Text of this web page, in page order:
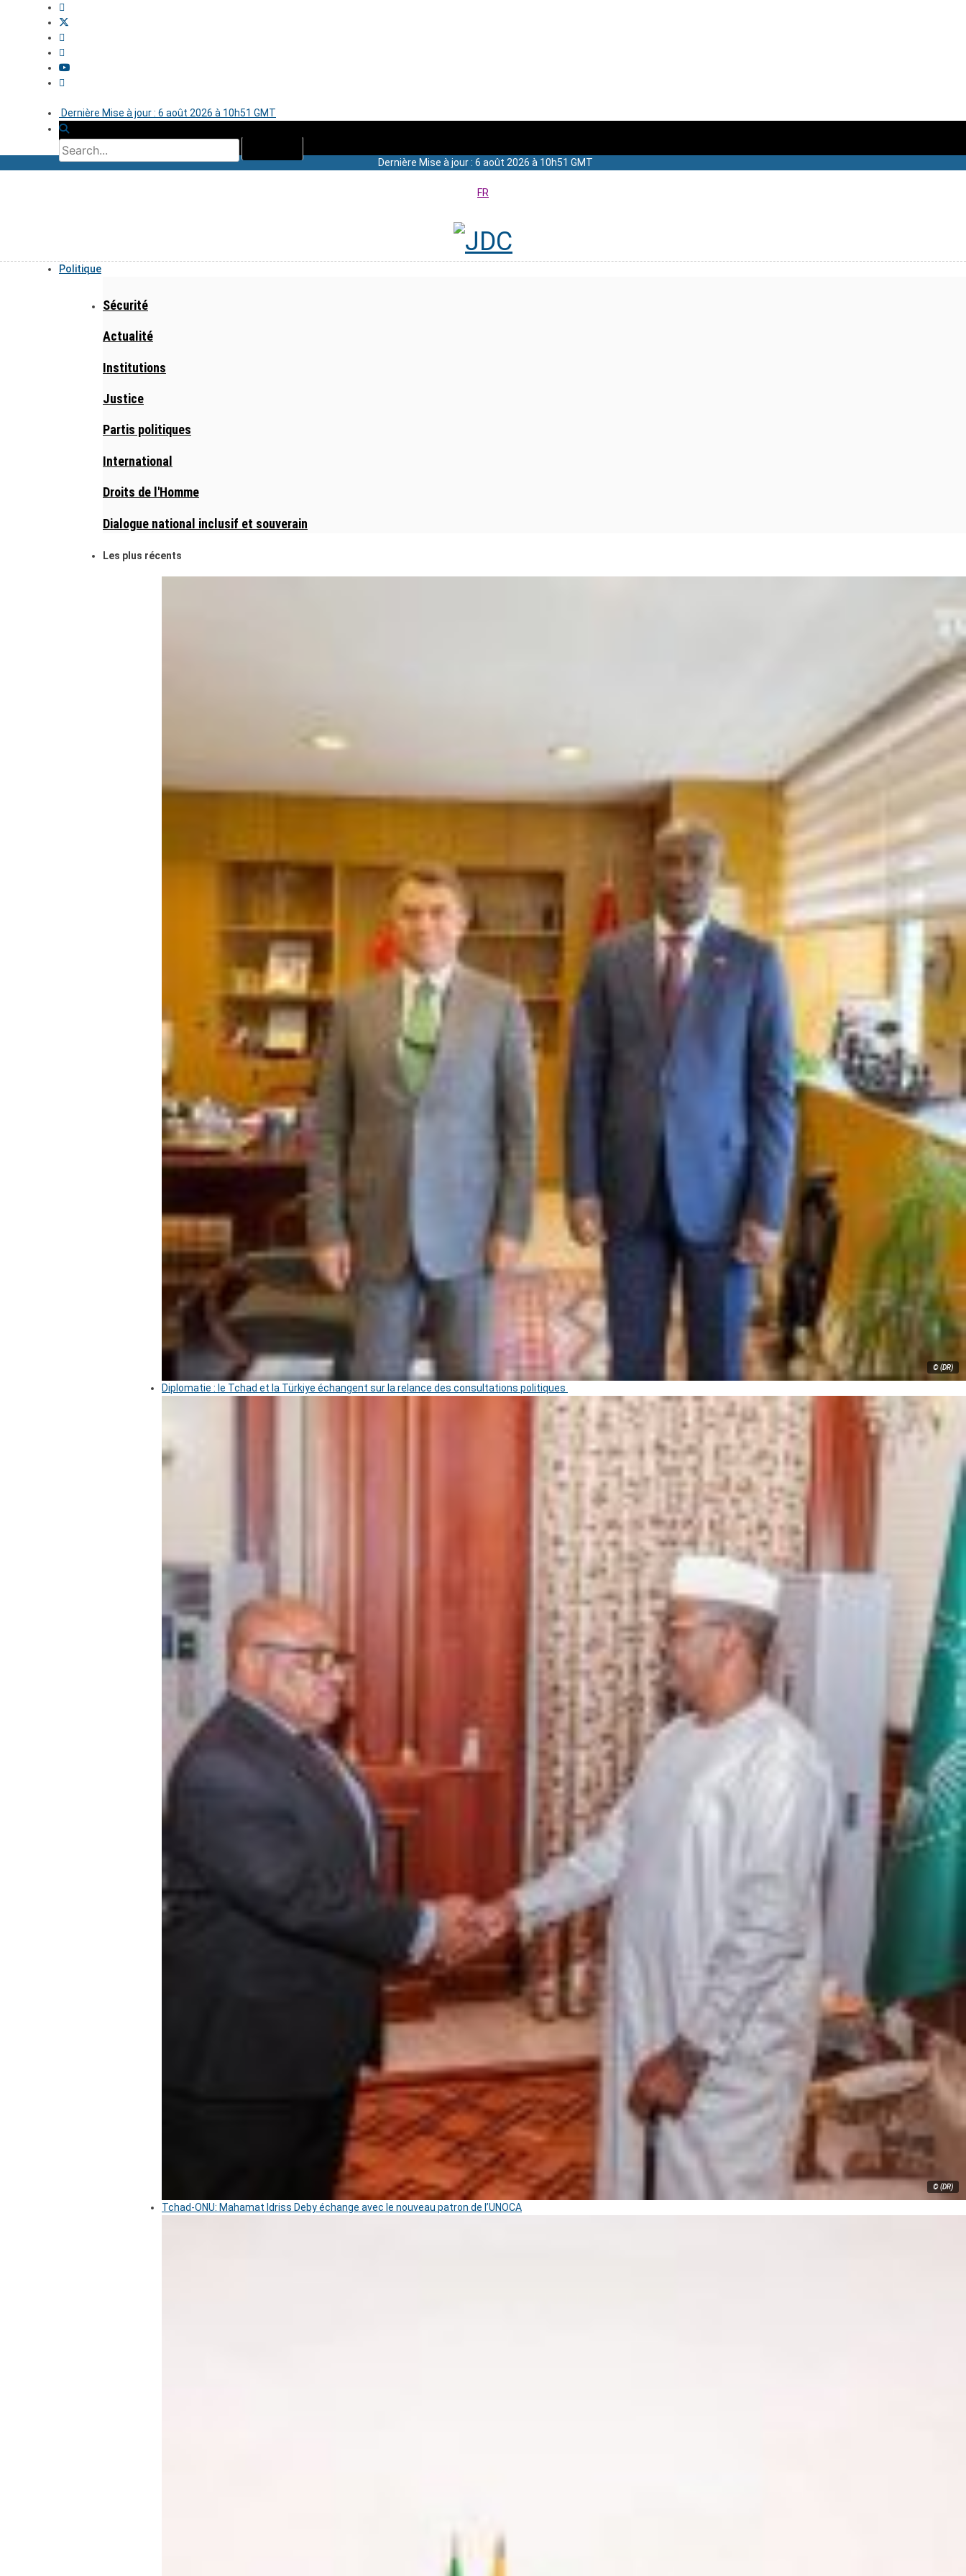
Dernière Mise à jour : 6 août 2026 à 10h51 GMT
Dernière Mise à jour : 6 août 2026 à 10h51 GMT
FR
Politique
Sécurité
Actualité
Institutions
Justice
Partis politiques
International
Droits de l'Homme
Dialogue national inclusif et souverain
Les plus récents
© (DR)
Diplomatie : le Tchad et la Türkiye échangent sur la relance des consultations politiques
© (DR)
Tchad-ONU: Mahamat Idriss Deby échange avec le nouveau patron de l’UNOCA